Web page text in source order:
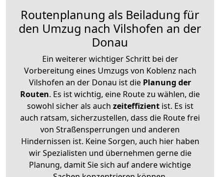
Routenplanung als Beiladung für
den Umzug nach Vilshofen an der
Donau
Ein weiterer wichtiger Schritt bei der
Vorbereitung eines Umzugs von Koblenz nach
Vilshofen an der Donau ist die Planung der
Routen. Es ist wichtig, eine Route zu wählen, die
sowohl sicher als auch zeiteffizientist. Es ist
auch ratsam, sicherzustellen, dass die Route frei
von Straßensperrungen und anderen
Hindernissen ist. Keine Sorgen, auch hier haben
wir Spezialisten und übernehmen gerne die
Planung, damit Sie sich auf andere wichtige